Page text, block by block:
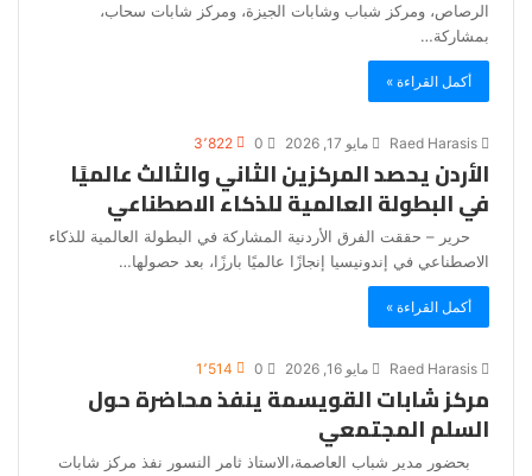
الرصاص، ومركز شباب وشابات الجيزة، ومركز شابات سحاب،
بمشاركة…
أكمل القراءة »
مايو 17, 2026 3٬822
الأردن يحصد المركزين الثاني والثالث عالميًا
في البطولة العالمية للذكاء الاصطناعي
حرير – حققت الفرق الأردنية المشاركة في البطولة العالمية للذكاء
الاصطناعي في إندونيسيا إنجازًا عالميًا بارزًا، بعد حصولها…
أكمل القراءة »
مايو 16, 2026 1٬514
مركز شابات القويسمة ينفذ محاضرة حول
السلم المجتمعي
بحضور مدير شباب العاصمة،الاستاذ ثامر النسور نفذ مركز شابات